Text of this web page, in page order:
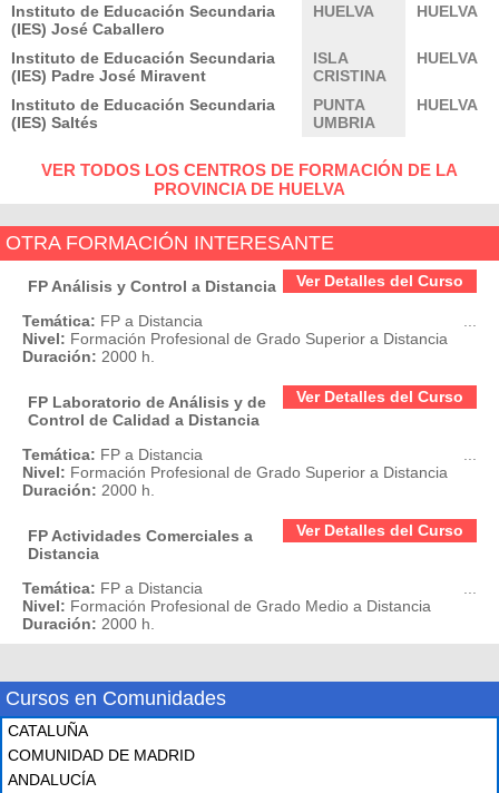
Instituto de Educación Secundaria
(IES) José Caballero
HUELVA HUELVA
Instituto de Educación Secundaria
(IES) Padre José Miravent
ISLA
CRISTINA
HUELVA
Instituto de Educación Secundaria
(IES) Saltés
PUNTA
UMBRIA
HUELVA
VER TODOS LOS CENTROS DE FORMACIÓN DE LA
PROVINCIA DE HUELVA
OTRA FORMACIÓN INTERESANTE
Ver Detalles del Curso
FP Análisis y Control a Distancia
Temática: FP a Distancia
Nivel: Formación Profesional de Grado Superior a Distancia
Duración: 2000 h.
Ver Detalles del Curso
FP Laboratorio de Análisis y de
Control de Calidad a Distancia
Temática: FP a Distancia
Nivel: Formación Profesional de Grado Superior a Distancia
Duración: 2000 h.
Ver Detalles del Curso
FP Actividades Comerciales a
Distancia
Temática: FP a Distancia
Nivel: Formación Profesional de Grado Medio a Distancia
Duración: 2000 h.
Cursos en Comunidades
CATALUÑA
COMUNIDAD DE MADRID
ANDALUCÍA